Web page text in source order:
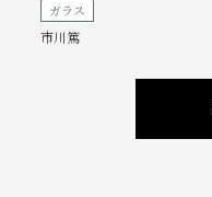
ガラス
市川篤